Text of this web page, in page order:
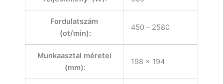
Fordulatszám
(ot/min):
450 – 2580
Munkaasztal méretei
(mm):
198 x 194